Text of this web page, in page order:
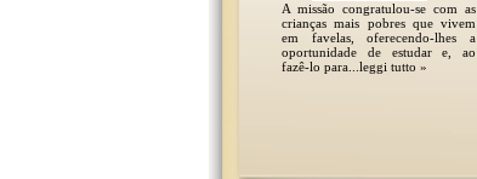
A missão congratulou-se com as
crianças mais pobres que vivem
em favelas, oferecendo-lhes a
oportunidade de estudar e, ao
fazê-lo para...leggi tutto »